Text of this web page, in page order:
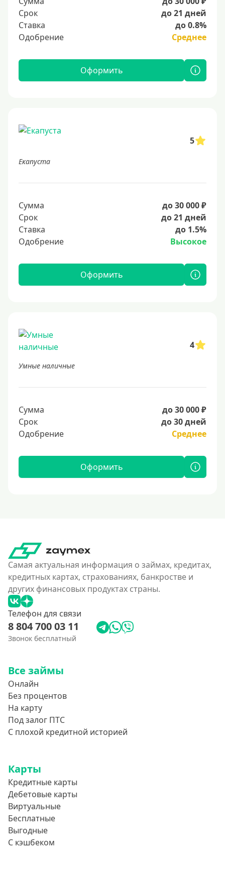
Срок
до 21 дней
Ставка
до 0.8%
Одобрение
Среднее
Оформить
5
Екапуста
Сумма
до 30 000 ₽
Срок
до 21 дней
Ставка
до 1.5%
Одобрение
Высокое
Оформить
4
Умные наличные
Сумма
до 30 000 ₽
Срок
до 30 дней
Одобрение
Среднее
Оформить
Самая актуальная информация о займах, кредитах,
кредитных картах, страхованиях, банкростве и
других финансовых продуктах страны.
Телефон для связи
8 804 700 03 11
Звонок бесплатный
Все займы
Онлайн
Без процентов
На карту
Под залог ПТС
С плохой кредитной историей
Карты
Кредитные карты
Дебетовые карты
Виртуальные
Бесплатные
Выгодные
С кэшбеком